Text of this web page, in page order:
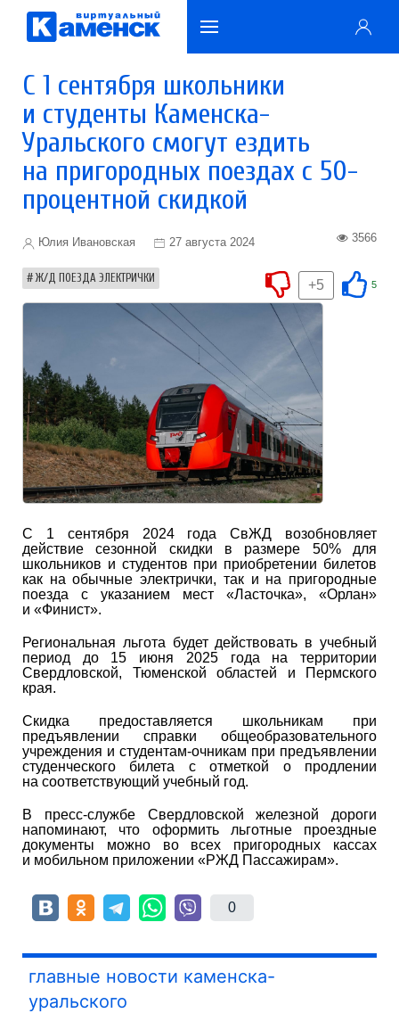
С 1 сентября школьники
и студенты Каменска-
Уральского смогут ездить
на пригородных поездах с 50-
процентной скидкой
Юлия Ивановская 27 августа 2024 3566
Ж/Д ПОЕЗДА ЭЛЕКТРИЧКИ 5
+5
С 1 сентября 2024 года СвЖД возобновляет
действие сезонной скидки в размере 50% для
школьников и студентов при приобретении билетов
как на обычные электрички, так и на пригородные
поезда с указанием мест «Ласточка», «Орлан»
и «Финист».
Региональная льгота будет действовать в учебный
период до 15 июня 2025 года на территории
Свердловской, Тюменской областей и Пермского
края.
Скидка предоставляется школьникам при
предъявлении справки общеобразовательного
учреждения и студентам-очникам при предъявлении
студенческого билета с отметкой о продлении
на соответствующий учебный год.
В пресс-службе Свердловской железной дороги
напоминают, что оформить льготные проездные
документы можно во всех пригородных кассах
и мобильном приложении «РЖД Пассажирам».
0
главные новости каменска-
уральского